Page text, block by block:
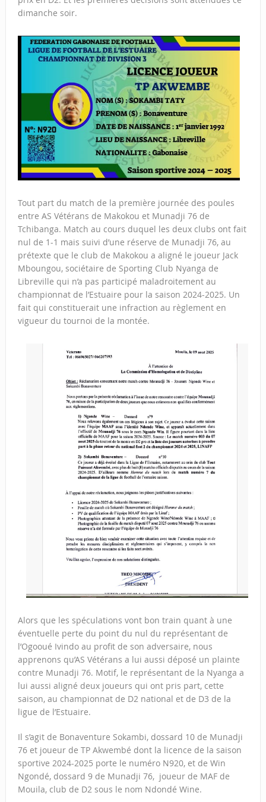
dimanche soir.
Tout part du match de la première journée des poules
entre AS Vétérans de Makokou et Munadji 76 de
Tchibanga. Match au cours duquel les deux clubs ont fait
nul de 1-1 mais suivi d’une réserve de Munadji 76, au
prétexte que le club de Makokou a aligné le joueur Jack
Mboungou, sociétaire de Sporting Club Nyanga de
Libreville qui n’a pas participé maladroitement au
championnat de l’Estuaire pour la saison 2024-2025. Un
fait qui constituerait une infraction au règlement en
vigueur du tournoi de la montée.
Alors que les spéculations vont bon train quant à une
éventuelle perte du point du nul du représentant de
l’Ogooué Ivindo au profit de son adversaire, nous
apprenons qu’AS Vétérans a lui aussi déposé un plainte
contre Munadji 76. Motif, le représentant de la Nyanga a
lui aussi aligné deux joueurs qui ont pris part, cette
saison, au championnat de D2 national et de D3 de la
ligue de l’Estuaire.
Il s’agit de Bonaventure Sokambi, dossard 10 de Munadji
76 et joueur de TP Akwembé dont la licence de la saison
sportive 2024-2025 porte le numéro N920, et de Win
Ngondé, dossard 9 de Munadji 76, joueur de MAF de
Mouila, club de D2 sous le nom Ndondé Wine.